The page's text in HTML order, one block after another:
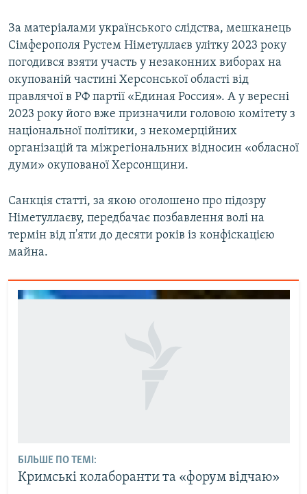
Усі сайти RFE/RL
За матеріалами українського слідства, мешканець
Сімферополя Рустем Німетуллаєв улітку 2023 року
погодився взяти участь у незаконних виборах на
окупованій частині Херсонської області від
правлячої в РФ партії «Единая Россия». А у вересні
2023 року його вже призначили головою комітету з
національної політики, з некомерційних
організацій та міжрегіональних відносин «обласної
думи» окупованої Херсонщини.
Санкція статті, за якою оголошено про підозру
Німетуллаєву, передбачає позбавлення волі на
термін від п'яти до десяти років із конфіскацією
майна.
БІЛЬШЕ ПО ТЕМІ:
Кримські колаборанти та «форум відчаю»